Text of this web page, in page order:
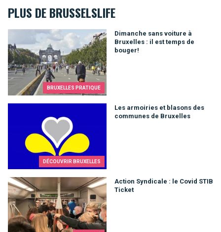
PLUS DE BRUSSELSLIFE
BRUXELLES PRATIQUE
Dimanche sans voiture à
Bruxelles : il est temps de
bouger!
Dimanche sans voiture à Bruxelles : il est temps de bouger!
DÉCOUVRIR BRUXELLES
Les armoiries et blasons des
communes de Bruxelles
Les armoiries et blasons des communes de Bruxelles
Action Syndicale : le Covid STIB
Ticket
Action Syndicale : le Covid STIB Ticket